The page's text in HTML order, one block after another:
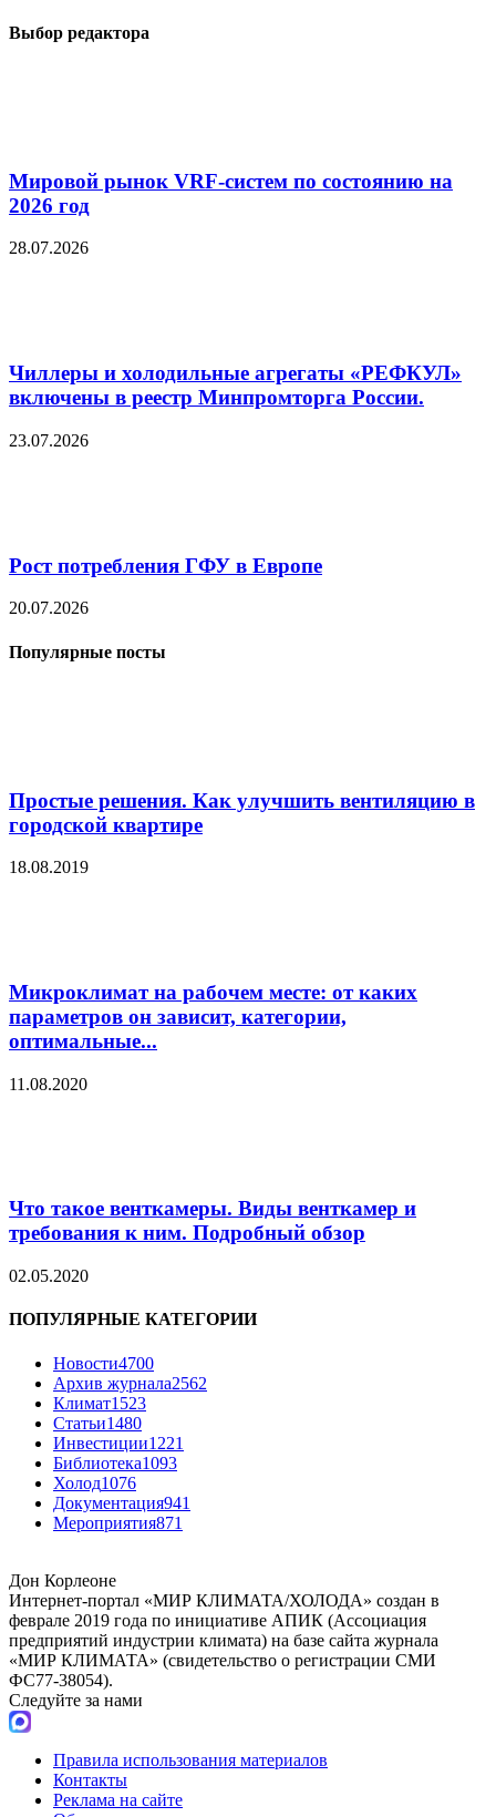
Выбор редактора
Мировой рынок VRF-систем по состоянию на
2026 год
28.07.2026
Чиллеры и холодильные агрегаты «РЕФКУЛ»
включены в реестр Минпромторга России.
23.07.2026
Рост потребления ГФУ в Европе
20.07.2026
Популярные посты
Простые решения. Как улучшить вентиляцию в
городской квартире
18.08.2019
Микроклимат на рабочем месте: от каких
параметров он зависит, категории,
оптимальные...
11.08.2020
Что такое венткамеры. Виды венткамер и
требования к ним. Подробный обзор
02.05.2020
ПОПУЛЯРНЫЕ КАТЕГОРИИ
Новости4700
Архив журнала2562
Климат1523
Статьи1480
Инвестиции1221
Библиотека1093
Холод1076
Документация941
Мероприятия871
Дон Корлеоне
Интернет-портал «МИР КЛИМАТА/ХОЛОДА» создан в
феврале 2019 года по инициативе АПИК (Ассоциация
предприятий индустрии климата) на базе сайта журнала
«МИР КЛИМАТА» (свидетельство о регистрации СМИ
ФС77-38054).
Следуйте за нами
Правила использования материалов
Контакты
Реклама на сайте